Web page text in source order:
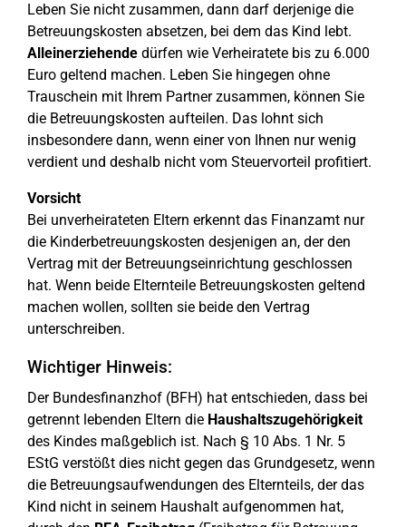
Leben Sie nicht zusammen, dann darf derjenige die
Betreuungskosten absetzen, bei dem das Kind lebt.
Alleinerziehende dürfen wie Verheiratete bis zu 6.000
Euro geltend machen. Leben Sie hingegen ohne
Trauschein mit Ihrem Partner zusammen, können Sie
die Betreuungskosten aufteilen. Das lohnt sich
insbesondere dann, wenn einer von Ihnen nur wenig
verdient und deshalb nicht vom Steuervorteil profitiert.
Vorsicht
Bei unverheirateten Eltern erkennt das Finanzamt nur
die Kinderbetreuungskosten desjenigen an, der den
Vertrag mit der Betreuungseinrichtung geschlossen
hat. Wenn beide Elternteile Betreuungskosten geltend
machen wollen, sollten sie beide den Vertrag
unterschreiben.
Wichtiger Hinweis:
Der Bundesfinanzhof (BFH) hat entschieden, dass bei
getrennt lebenden Eltern die Haushaltszugehörigkeit
des Kindes maßgeblich ist. Nach § 10 Abs. 1 Nr. 5
EStG verstößt dies nicht gegen das Grundgesetz, wenn
die Betreuungsaufwendungen des Elternteils, der das
Kind nicht in seinem Haushalt aufgenommen hat,